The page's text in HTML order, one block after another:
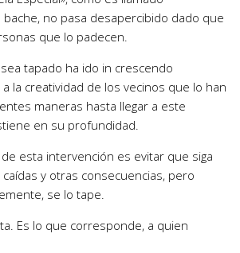
no pasa desapercibido dado que
que lo padecen.
tapado ha ido in crescendo
la creatividad de los vecinos que lo han
maneras hasta llegar a este
en su profundidad.
esta intervención es evitar que siga
y otras consecuencias, pero
se lo tape.
Es lo que corresponde, a quien